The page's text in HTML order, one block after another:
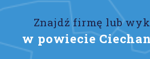
Znajdź firmę lub
w powiecie